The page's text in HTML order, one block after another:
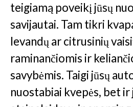
teigiamą poveikį jūsų
savijautai. Tam tikri
levandų ar citrusinių
raminančiomis ir
savybėmis. Taigi jūsų
nuostabiai kvepės, bet ir